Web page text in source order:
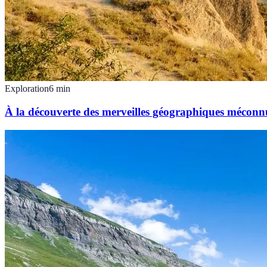
Exploration6 min
À la découverte des merveilles géographiques